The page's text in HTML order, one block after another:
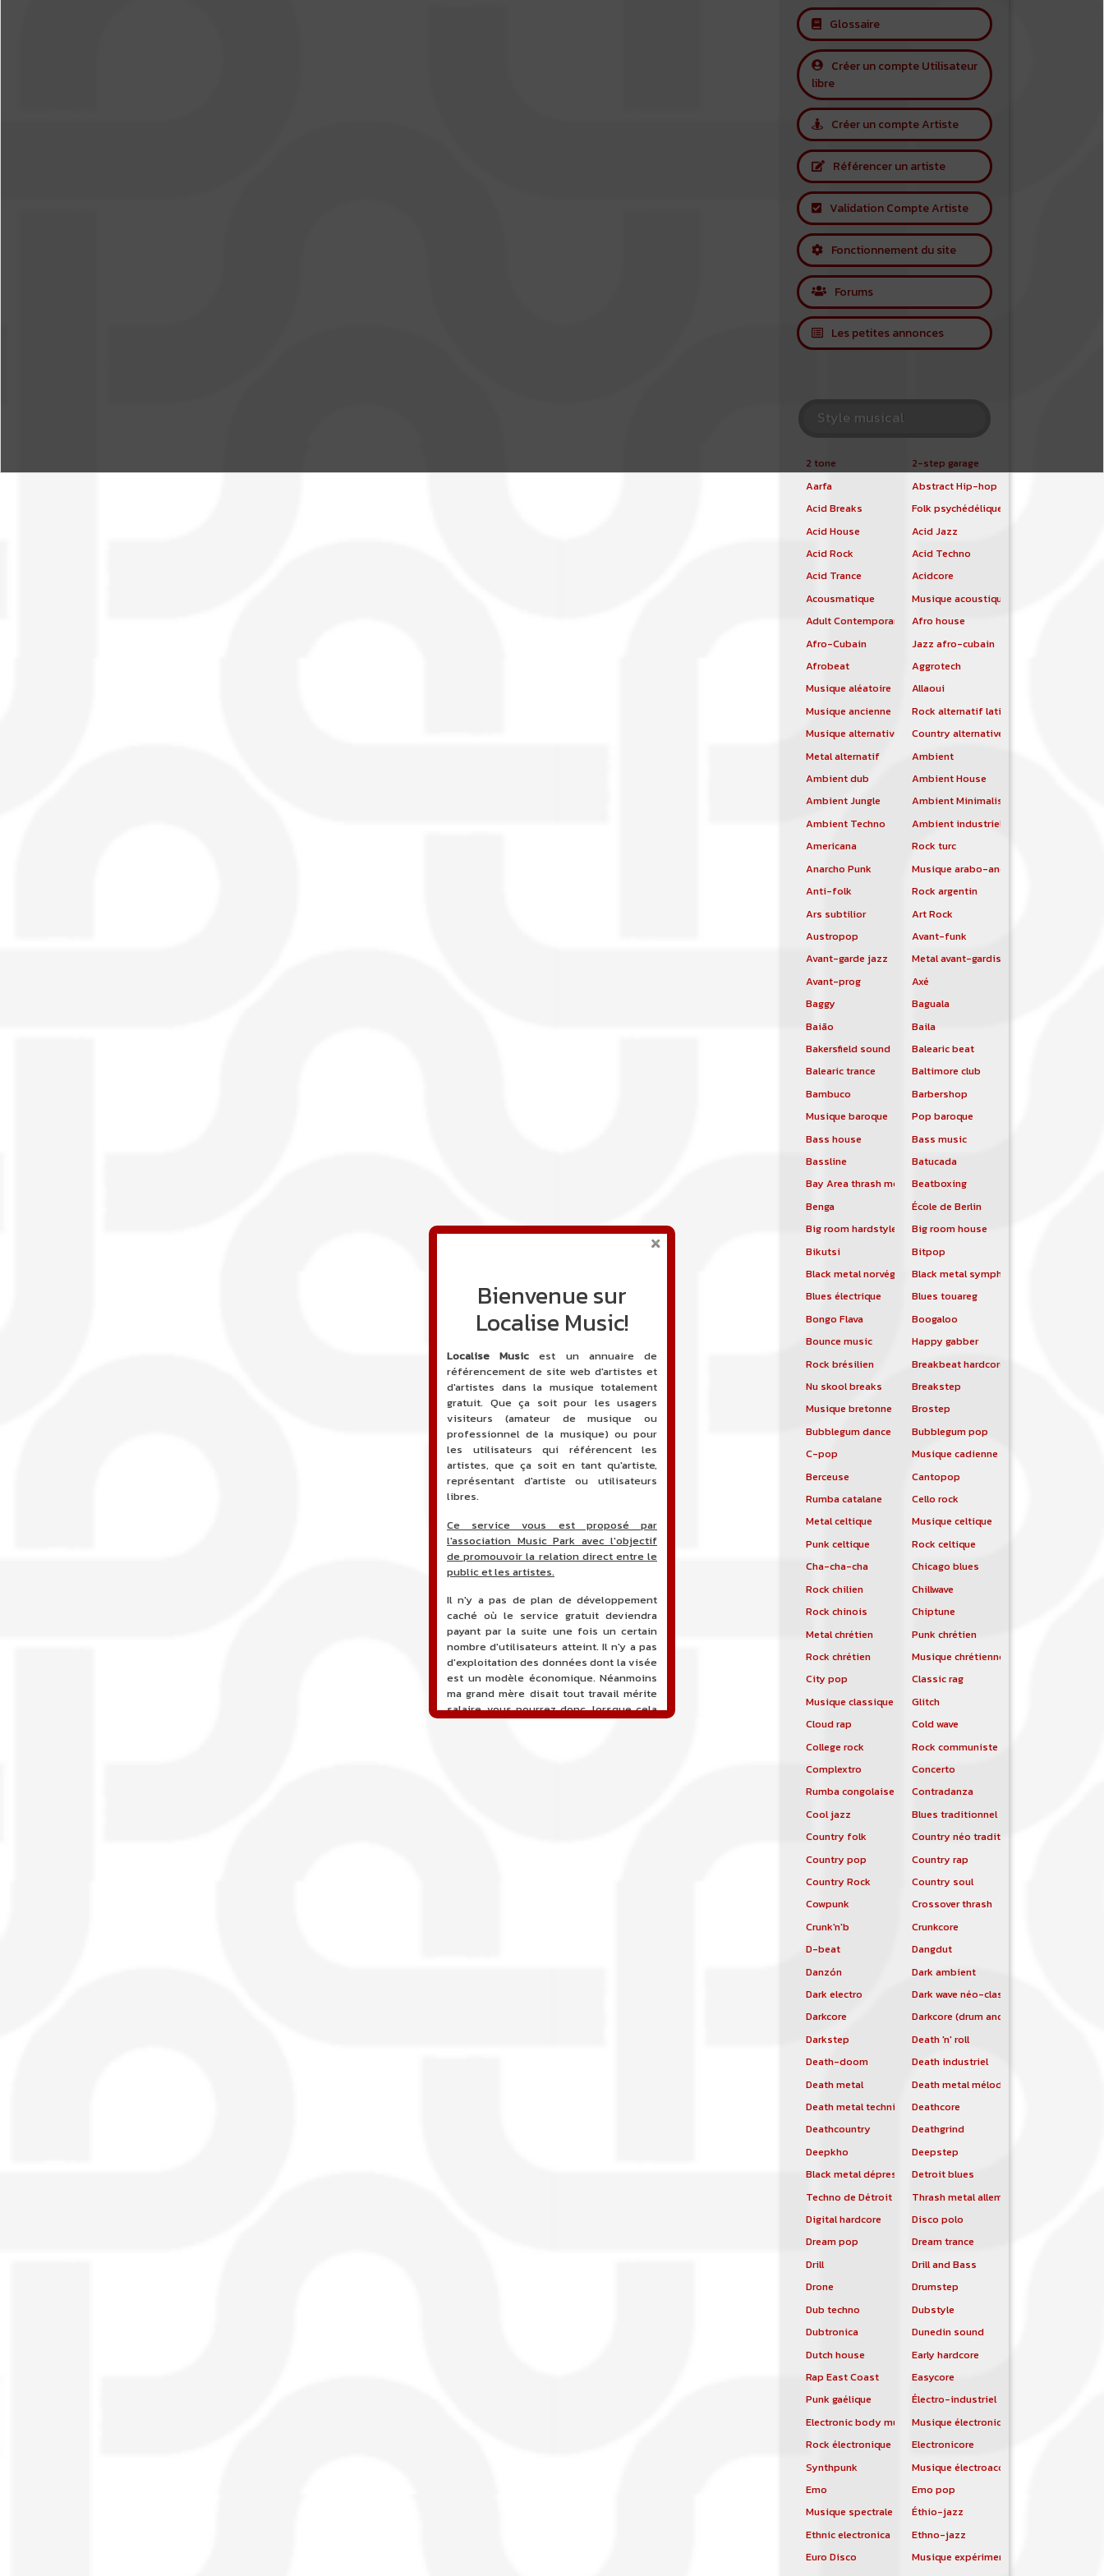
Glossaire
Créer un compte Utilisateur
libre
Créer un compte Artiste
Référencer un artiste
Validation Compte Artiste
Fonctionnement du site
Forums
Les petites annonces
Style musical
2 tone
2-step garage
Aarfa
Abstract Hip-hop
Acid Breaks
Folk psychédélique
Acid House
Acid Jazz
Acid Rock
Acid Techno
Acid Trance
Acidcore
Acousmatique
Musique acoustique
Adult Contemporary
Afro house
Afro-Cubain
Jazz afro-cubain
Afrobeat
Aggrotech
Musique aléatoire
Allaoui
Musique ancienne
Rock alternatif latino
Musique alternative
Country alternative
Metal alternatif
Ambient
Ambient dub
Ambient House
Ambient Jungle
Ambient Minimalist
Ambient Techno
Ambient industriel
Americana
Rock turc
Anarcho Punk
Musique arabo-andalouse
Anti-folk
Rock argentin
Ars subtilior
Art Rock
Austropop
Avant-funk
Avant-garde jazz
Metal avant-gardiste
Avant-prog
Axé
Baggy
Baguala
Baião
Baila
Bakersfield sound
Balearic beat
Balearic trance
Baltimore club
Bambuco
Barbershop
Musique baroque
Pop baroque
Bass house
Bass music
Bassline
Batucada
Bay Area thrash metal Beatboxing
Benga
École de Berlin
Big room hardstyle
Big room house
Bikutsi
Bitpop
Black metal norvégien
Black metal symphonique
Blues électrique
Blues touareg
Bongo Flava
Boogaloo
Bounce music
Happy gabber
Rock brésilien
Breakbeat hardcore
Nu skool breaks
Breakstep
Musique bretonne
Brostep
Bubblegum dance
Bubblegum pop
C-pop
Musique cadienne
Berceuse
Cantopop
Rumba catalane
Cello rock
Metal celtique
Musique celtique
Punk celtique
Rock celtique
Cha-cha-cha
Chicago blues
Rock chilien
Chillwave
Rock chinois
Chiptune
Metal chrétien
Punk chrétien
Rock chrétien
Musique chrétienne contemporaine
City pop
Classic rag
Musique classique
Glitch
Cloud rap
Cold wave
College rock
Rock communiste
Complextro
Concerto
Rumba congolaise
Contradanza
Cool jazz
Blues traditionnel
Country folk
Country néo traditionnelle
Country pop
Country rap
Country Rock
Country soul
Cowpunk
Crossover thrash
Crunk'n'b
Crunkcore
D-beat
Dangdut
Danzón
Dark ambient
Dark electro
Dark wave néo-classique
Darkcore
Darkcore (drum and bass)
Darkstep
Death 'n' roll
Death-doom
Death industriel
Death metal
Death metal mélodique
Death metal techniqueDeathcore
Deathcountry
Deathgrind
Deepkho
Deepstep
Black metal dépressif Detroit blues
Techno de Détroit
Thrash metal allemand
Digital hardcore
Disco polo
Dream pop
Dream trance
Drill
Drill and Bass
Drone
Drumstep
Dub techno
Dubstyle
Dubtronica
Dunedin sound
Dutch house
Early hardcore
Rap East Coast
Easycore
Punk gaélique
Électro-industriel
Electronic body musicMusique électronique
Rock électronique
Electronicore
Synthpunk
Musique électroacoustique
Emo
Emo pop
Musique spectrale
Éthio-jazz
Ethnic electronica
Ethno-jazz
Euro Disco
Musique expérimentale
Bienvenue sur
Localise Music!
Localise Music est un annuaire de
référencement de site web d'artistes et
d'artistes dans la musique totalement
gratuit. Que ça soit pour les usagers
visiteurs (amateur de musique ou
professionnel de la musique) ou pour
les utilisateurs qui référencent les
artistes, que ça soit en tant qu'artiste,
représentant d'artiste ou utilisateurs
libres.
Ce service vous est proposé par
l'association Music Park avec l'objectif
de promouvoir la relation direct entre le
public et les artistes.
Il n'y a pas de plan de développement
caché où le service gratuit deviendra
payant par la suite une fois un certain
nombre d'utilisateurs atteint. Il n'y a pas
d'exploitation des données dont la visée
est un modèle économique. Néanmoins
ma grand mère disait tout travail mérite
salaire, vous pourrez donc, lorsque cela